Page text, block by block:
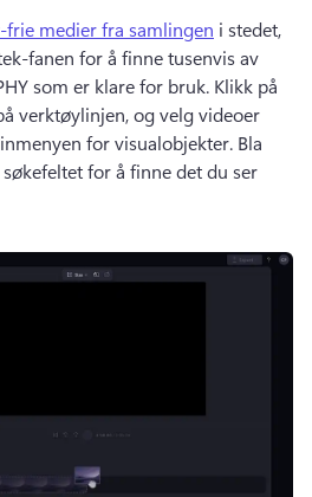
frie medier fra samlingen i stedet,
fanen for å finne tusenvis av
som er klare for bruk. Klikk på
verktøylinjen, og velg videoer
for visualobjekter. Bla
for å finne det du ser